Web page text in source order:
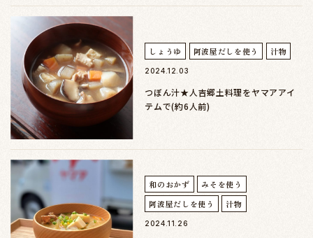
しょうゆ 阿波屋だしを使う 汁物
2024.12.03
つぼん汁★人吉郷土料理をヤマアアイ
テムで(約6人前)
和のおかず
みそを使う
阿波屋だしを使う
汁物
2024.11.26